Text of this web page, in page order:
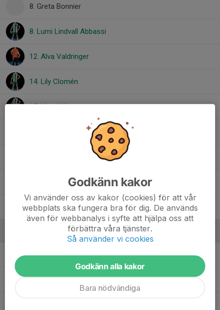
8. Greta Bonnier
8. Lumi Lindvall Abbassi
12. Alva Valdringer
14. Lily Clomén
17. Ylva Källberg
20. Emma Ununger
33. Clara Valdringer
37. Vera Asp
Anna Asplund UnungerLagledare
Hanna Clomén TörnqvistTränare
Godkänn kakor
Vi använder oss av kakor (cookies) för att vår
webbplats ska fungera bra för dig. De används
även för webbanalys i syfte att hjälpa oss att
förbättra våra tjänster.
Så använder vi cookies
Godkänn alla kakor
Bara nödvändiga